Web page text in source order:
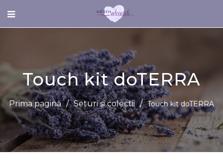
Touch kit doTERRA
Prima pagină / Seturi si colectii / Touch kit doTERRA